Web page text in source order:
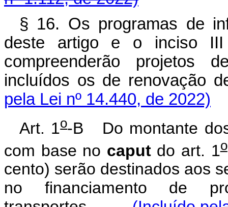
§ 16. Os programas de
deste artigo e o inciso
compreenderão projetos
incluídos os de renovação
pela Lei nº 14.440, de 2022)
Art. 1o-B Do montante
com base no caputdo art. 1o
cento) serão destinados aos
no financiamento de